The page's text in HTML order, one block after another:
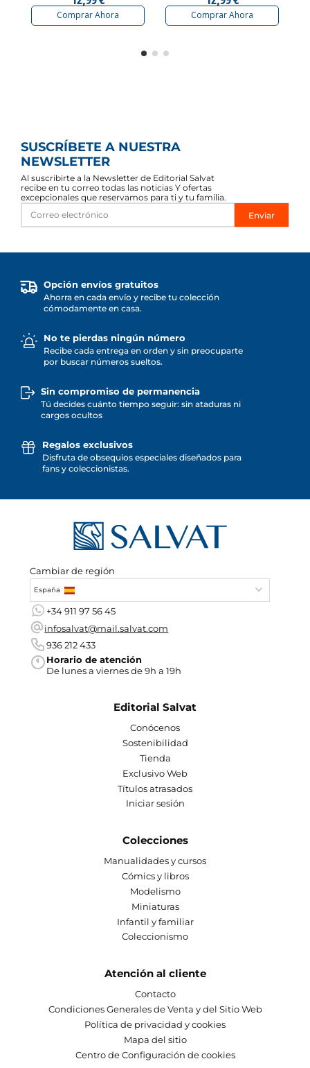
Comprar Ahora Comprar Ahora
SUSCRÍBETE A NUESTRA
NEWSLETTER
Al suscribirte a la Newsletter de Editorial Salvat
recibe en tu correo todas las noticias Y ofertas
excepcionales que reservamos para ti y tu familia.
Enviar
Opción envíos gratuitos
Ahorra en cada envío y recibe tu colección
cómodamente en casa.
No te pierdas ningún número
Recibe cada entrega en orden y sin preocuparte
por buscar números sueltos.
Sin compromiso de permanencia
Tú decides cuánto tiempo seguir: sin ataduras ni
cargos ocultos
Regalos exclusivos
Disfruta de obsequios especiales diseñados para
fans y coleccionistas.
Cambiar de región
España
+34 911 97 56 45
infosalvat@mail.salvat.com
936 212 433
Horario de atención
De lunes a viernes de 9h a 19h
Editorial Salvat
Conócenos
Sostenibilidad
Tienda
Exclusivo Web
Títulos atrasados
Iniciar sesión
Colecciones
Manualidades y cursos
Cómics y libros
Modelismo
Miniaturas
Infantil y familiar
Coleccionismo
Atención al cliente
Contacto
Condiciones Generales de Venta y del Sitio Web
Política de privacidad y cookies
Mapa del sitio
Centro de Configuración de cookies